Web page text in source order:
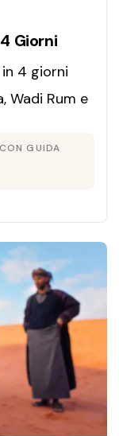
Giorni
4 giorni
Wadi Rum e
GUIDA